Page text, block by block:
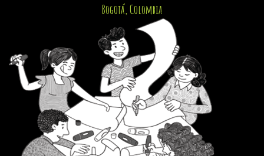
Bogotá, Colombia